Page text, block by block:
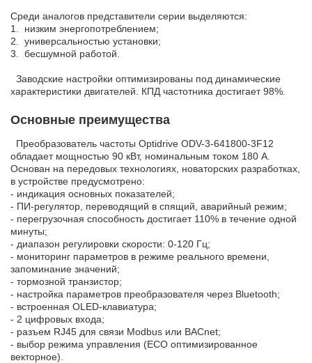
Среди аналогов представители серии выделяются:
1. низким энергопотреблением;
2. универсальностью установки;
3. бесшумной работой.
Заводские настройки оптимизированы под динамические
характеристики двигателей. КПД частотника достигает 98%.
Основные преимущества
Преобразователь частоты Optidrive ODV-3-641800-3F12
обладает мощностью 90 кВт, номинальным током 180 А.
Основан на передовых технологиях, новаторских разработках,
в устройстве предусмотрено:
- индикация основных показателей;
- ПИ-регулятор, переводящий в спящий, аварийный режим;
- перегрузочная способность достигает 110% в течение одной
минуты;
- диапазон регулировки скорости: 0-120 Гц;
- мониторинг параметров в режиме реального времени,
запоминание значений;
- тормозной транзистор;
- настройка параметров преобразователя через Bluetooth;
- встроенная OLED-клавиатура;
- 2 цифровых входа;
- разъем RJ45 для связи Modbus или BACnet;
- выбор режима управления (ECO оптимизированное
векторное).